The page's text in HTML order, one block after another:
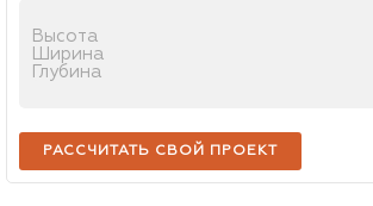
Высота
Ширина
Глубина
РАССЧИТАТЬ СВОЙ ПРОЕКТ